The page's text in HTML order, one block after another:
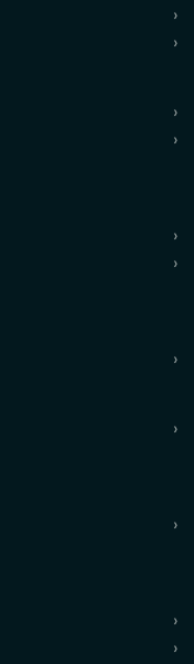
›
›
›
›
›
›
›
›
›
›
›